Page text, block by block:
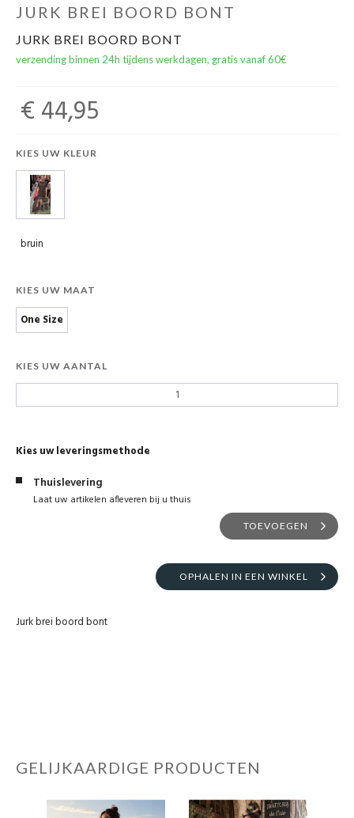
JURK BREI BOORD BONT
JURK BREI BOORD BONT
verzending binnen 24h tijdens werkdagen, gratis vanaf 60€
€ 44,95
KIES UW KLEUR
bruin
KIES UW MAAT
One Size
KIES UW AANTAL
Kies uw leveringsmethode
Thuislevering
Laat uw artikelen afleveren bij u thuis
TOEVOEGEN
OPHALEN IN EEN WINKEL
Jurk brei boord bont
GELIJKAARDIGE PRODUCTEN